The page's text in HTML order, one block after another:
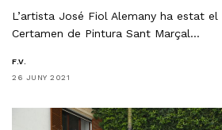
L’artista José Fiol Alemany ha estat el
Certamen de Pintura Sant Marçal…
F.V.
26 JUNY 2021